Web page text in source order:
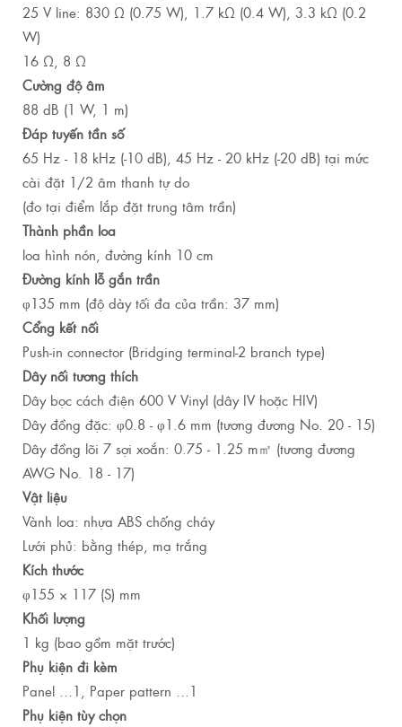
25 V line: 830 Ω (0.75 W), 1.7 kΩ (0.4 W), 3.3 kΩ (0.2
W)
16 Ω, 8 Ω
Cường độ âm
88 dB (1 W, 1 m)
Đáp tuyến tần số
65 Hz - 18 kHz (-10 dB), 45 Hz - 20 kHz (-20 dB) tại mức
cài đặt 1/2 âm thanh tự do
(đo tại điểm lắp đặt trung tâm trần)
Thành phần loa
loa hình nón, đường kính 10 cm
Đường kính lỗ gắn trần
φ135 mm (độ dày tối đa của trần: 37 mm)
Cổng kết nối
Push-in connector (Bridging terminal-2 branch type)
Dây nối tương thích
Dây bọc cách điện 600 V Vinyl (dây IV hoặc HIV)
Dây đồng đặc: φ0.8 - φ1.6 mm (tương đương No. 20 - 15)
Dây đồng lõi 7 sợi xoắn: 0.75 - 1.25 m㎡ (tương đương
AWG No. 18 - 17)
Vật liệu
Vành loa: nhựa ABS chống cháy
Lưới phủ: bằng thép, mạ trắng
Kích thước
φ155 × 117 (S) mm
Khối lượng
1 kg (bao gồm mặt trước)
Phụ kiện đi kèm
Panel …1, Paper pattern …1
Phụ kiện tùy chọn